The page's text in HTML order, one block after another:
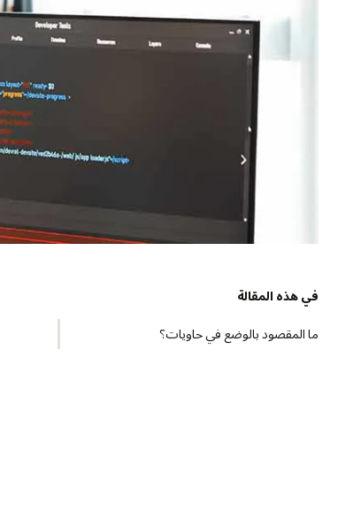
في هذه المقالة
ما المقصود بالوضع في حاويات؟